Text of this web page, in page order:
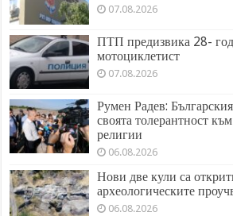
07.08.2026
ПТП предизвика 28-
мотоциклетист
07.08.2026
Румен Радев:
своята толерантност
религии
06.08.2026
Нови две кули са
археологическите
06.08.2026